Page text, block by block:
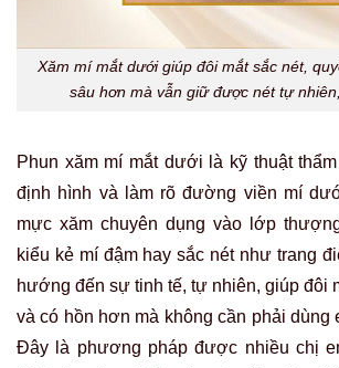
Xăm mí mắt dưới giúp đôi mắt sắc nét,
sâu hơn mà vẫn giữ được nét tự
Phun xăm mí mắt dưới là kỹ thuật
định hình và làm rõ đường viền mí
mực xăm chuyên dụng vào lớp
kiểu kẻ mí đậm hay sắc nét như trang
hướng đến sự tinh tế, tự nhiên, giúp đôi
và có hồn hơn mà không cần phải dùng
Đây là phương pháp được nhiều chị